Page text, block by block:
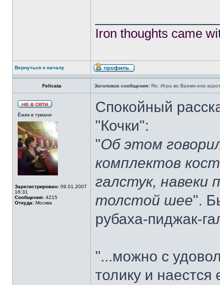
Iron thoughts came
Вернуться к началу
Felicata Заголовок сообщения: Re: Игра во Время или
Ёжик в тумане
Зарегистрирован: 09.01.2007
16:31
Сообщения: 4215
Откуда: Москва
Спокойный
"Кочки":
"Об этом
комплектов
галстук, навеки
толстой шее".
рубаха-пиджак-
"...можно с
толику и